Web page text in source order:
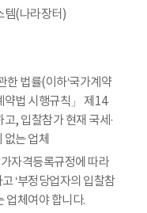
템(나라장터)
한 법률(이하‘국가계약
약법 시행규칙」 제14
, 입찰참가 현재 국세·
없는 업체
자격등록규정에 따라
‘부정당업자의 입찰참
업체여야 합니다.